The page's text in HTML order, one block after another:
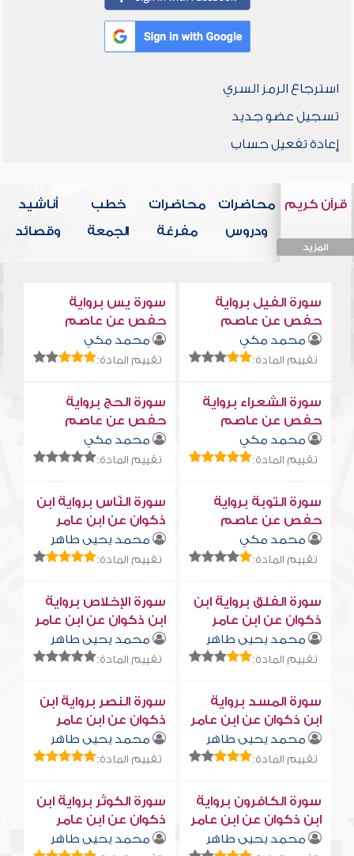
استرجاع الرمز السري
تسجيل عضو جديد
إعادة تفعيل حساب
قرآن كريم
المزيد
محاضرات
ودروس
محاضرات
مفرغة
خطب
الجمعة
أناشيد
وقصائد
سورة الفيل برواية
حفص عن عاصم
محمد مكي
تقييم المادة:
سورة يس برواية
حفص عن عاصم
محمد مكي
تقييم المادة:
سورة الشعراء برواية
حفص عن عاصم
محمد مكي
تقييم المادة:
سورة الحج برواية
حفص عن عاصم
محمد مكي
تقييم المادة:
سورة التوبة برواية
حفص عن عاصم
محمد مكي
تقييم المادة:
سورة النّاس برواية ابن
ذكوان عن ابن عامر
محمد يحيى طاهر
تقييم المادة:
سورة الفلق برواية ابن
ذكوان عن ابن عامر
محمد يحيى طاهر
تقييم المادة:
سورة الإخلاص برواية
ابن ذكوان عن ابن عامر
محمد يحيى طاهر
تقييم المادة:
سورة المسد برواية
ابن ذكوان عن ابن عامر
محمد يحيى طاهر
تقييم المادة:
سورة النصر برواية ابن
ذكوان عن ابن عامر
محمد يحيى طاهر
تقييم المادة:
سورة الكافرون برواية
ابن ذكوان عن ابن عامر
محمد يحيى طاهر
سورة الكوثر برواية ابن
ذكوان عن ابن عامر
محمد يحيى طاهر